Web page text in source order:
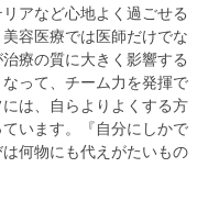
アなど心地よく過ごせる
容医療では医師だけでな
療の質に大きく影響する
って、チーム力を発揮で
は、自らよりよくする方
います。『自分にしかで
何物にも代えがたいもの